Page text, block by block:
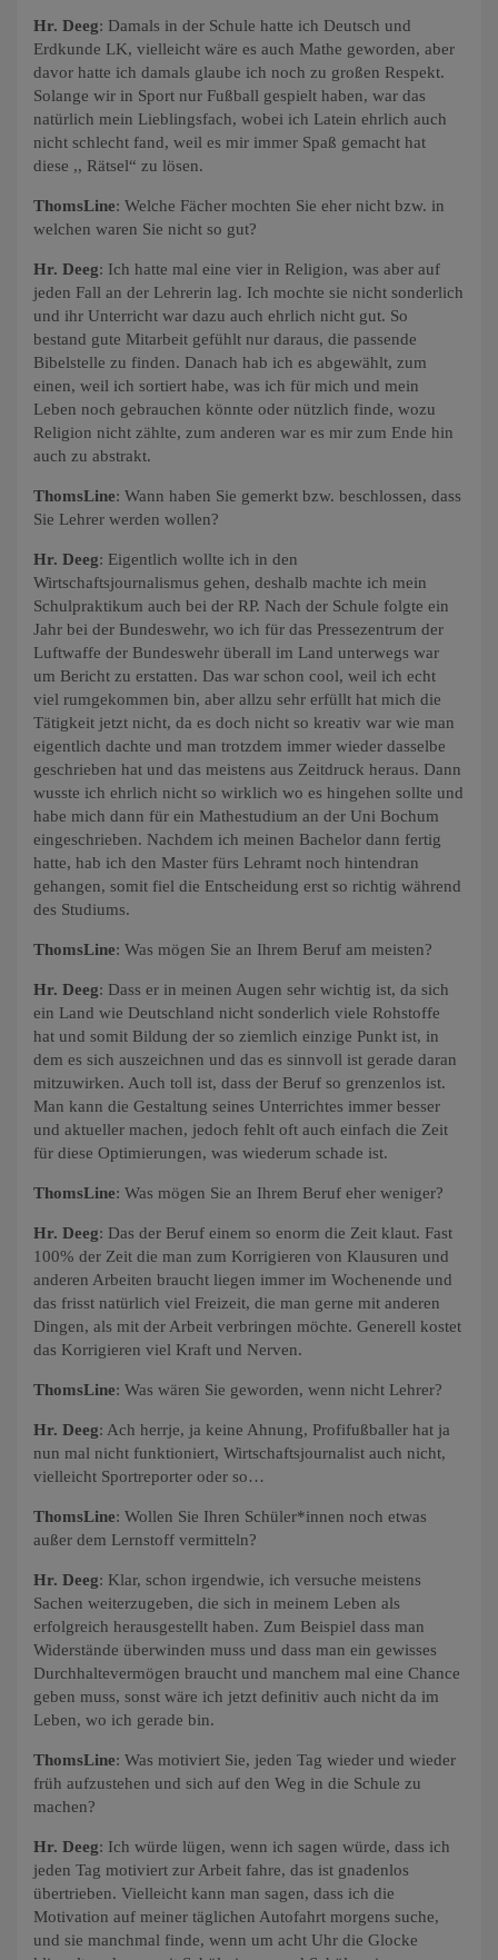
Hr. Deeg: Damals in der Schule hatte ich Deutsch und
Erdkunde LK, vielleicht wäre es auch Mathe geworden, aber
davor hatte ich damals glaube ich noch zu großen Respekt.
Solange wir in Sport nur Fußball gespielt haben, war das
natürlich mein Lieblingsfach, wobei ich Latein ehrlich auch
nicht schlecht fand, weil es mir immer Spaß gemacht hat
diese ,, Rätsel“ zu lösen.
ThomsLine: Welche Fächer mochten Sie eher nicht bzw. in
welchen waren Sie nicht so gut?
Hr. Deeg: Ich hatte mal eine vier in Religion, was aber auf
jeden Fall an der Lehrerin lag. Ich mochte sie nicht sonderlich
und ihr Unterricht war dazu auch ehrlich nicht gut. So
bestand gute Mitarbeit gefühlt nur daraus, die passende
Bibelstelle zu finden. Danach hab ich es abgewählt, zum
einen, weil ich sortiert habe, was ich für mich und mein
Leben noch gebrauchen könnte oder nützlich finde, wozu
Religion nicht zählte, zum anderen war es mir zum Ende hin
auch zu abstrakt.
ThomsLine: Wann haben Sie gemerkt bzw. beschlossen, dass
Sie Lehrer werden wollen?
Hr. Deeg: Eigentlich wollte ich in den
Wirtschaftsjournalismus gehen, deshalb machte ich mein
Schulpraktikum auch bei der RP. Nach der Schule folgte ein
Jahr bei der Bundeswehr, wo ich für das Pressezentrum der
Luftwaffe der Bundeswehr überall im Land unterwegs war
um Bericht zu erstatten. Das war schon cool, weil ich echt
viel rumgekommen bin, aber allzu sehr erfüllt hat mich die
Tätigkeit jetzt nicht, da es doch nicht so kreativ war wie man
eigentlich dachte und man trotzdem immer wieder dasselbe
geschrieben hat und das meistens aus Zeitdruck heraus. Dann
wusste ich ehrlich nicht so wirklich wo es hingehen sollte und
habe mich dann für ein Mathestudium an der Uni Bochum
eingeschrieben. Nachdem ich meinen Bachelor dann fertig
hatte, hab ich den Master fürs Lehramt noch hintendran
gehangen, somit fiel die Entscheidung erst so richtig während
des Studiums.
ThomsLine: Was mögen Sie an Ihrem Beruf am meisten?
Hr. Deeg: Dass er in meinen Augen sehr wichtig ist, da sich
ein Land wie Deutschland nicht sonderlich viele Rohstoffe
hat und somit Bildung der so ziemlich einzige Punkt ist, in
dem es sich auszeichnen und das es sinnvoll ist gerade daran
mitzuwirken. Auch toll ist, dass der Beruf so grenzenlos ist.
Man kann die Gestaltung seines Unterrichtes immer besser
und aktueller machen, jedoch fehlt oft auch einfach die Zeit
für diese Optimierungen, was wiederum schade ist.
ThomsLine: Was mögen Sie an Ihrem Beruf eher weniger?
Hr. Deeg: Das der Beruf einem so enorm die Zeit klaut. Fast
100% der Zeit die man zum Korrigieren von Klausuren und
anderen Arbeiten braucht liegen immer im Wochenende und
das frisst natürlich viel Freizeit, die man gerne mit anderen
Dingen, als mit der Arbeit verbringen möchte. Generell kostet
das Korrigieren viel Kraft und Nerven.
ThomsLine: Was wären Sie geworden, wenn nicht Lehrer?
Hr. Deeg: Ach herrje, ja keine Ahnung, Profifußballer hat ja
nun mal nicht funktioniert, Wirtschaftsjournalist auch nicht,
vielleicht Sportreporter oder so…
ThomsLine: Wollen Sie Ihren Schüler*innen noch etwas
außer dem Lernstoff vermitteln?
Hr. Deeg: Klar, schon irgendwie, ich versuche meistens
Sachen weiterzugeben, die sich in meinem Leben als
erfolgreich herausgestellt haben. Zum Beispiel dass man
Widerstände überwinden muss und dass man ein gewisses
Durchhaltevermögen braucht und manchem mal eine Chance
geben muss, sonst wäre ich jetzt definitiv auch nicht da im
Leben, wo ich gerade bin.
ThomsLine: Was motiviert Sie, jeden Tag wieder und wieder
früh aufzustehen und sich auf den Weg in die Schule zu
machen?
Hr. Deeg: Ich würde lügen, wenn ich sagen würde, dass ich
jeden Tag motiviert zur Arbeit fahre, das ist gnadenlos
übertrieben. Vielleicht kann man sagen, dass ich die
Motivation auf meiner täglichen Autofahrt morgens suche,
und sie manchmal finde, wenn um acht Uhr die Glocke